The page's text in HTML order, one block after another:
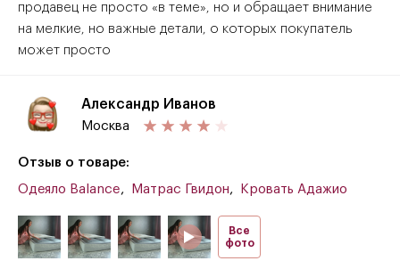
продавец не просто «в теме», но и обращает внимание
на мелкие, но важные детали, о которых покупатель
может просто
Александр Иванов
Москва
Отзыв о товаре:
Одеяло Balance, Матрас Гвидон, Кровать Адажио
Все
фото